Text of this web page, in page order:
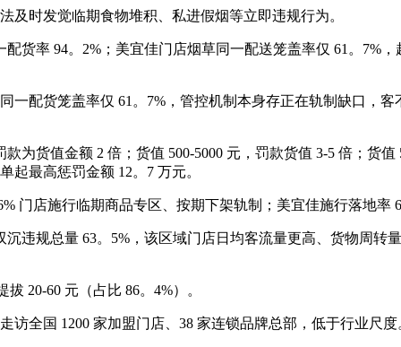
时发觉临期食物堆积、私进假烟等立即违规行为。
率 94。2%；美宜佳门店烟草同一配送笼盖率仅 61。7%，
货笼盖率仅 61。7%，管控机制本身存正在轨制缺口，客
值金额 2 倍；货值 500-5000 元，罚款货值 3-5 倍；货值
起最高惩罚金额 12。7 万元。
店施行临期商品专区、按期下架轨制；美宜佳施行落地率
规总量 63。5%，该区域门店日均客流量更高、货物周转
20-60 元（占比 86。4%）。
全国 1200 家加盟门店、38 家连锁品牌总部，低于行业尺度